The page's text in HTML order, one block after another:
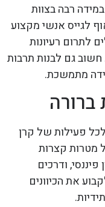
רבה בצוות
לגייס אנשי מקצוע
לתרום רעיונות
גם לבנות תרבות
מתמשכת.
פעילות של קרן
מטרות קצרות
ודרכים
את הכיוונים